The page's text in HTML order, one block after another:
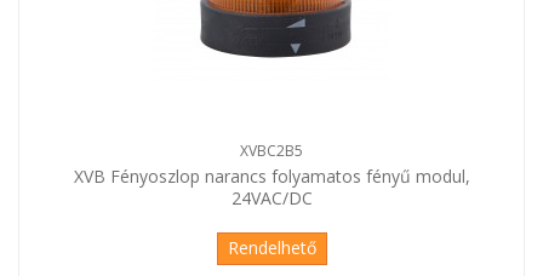
XVBC2B5
XVB Fényoszlop narancs folyamatos fényű modul,
24VAC/DC
Rendelhető